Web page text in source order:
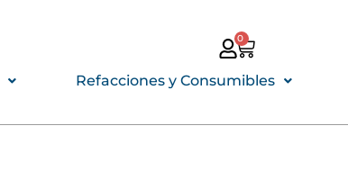
0
CARRITO
Refacciones y Consumibles